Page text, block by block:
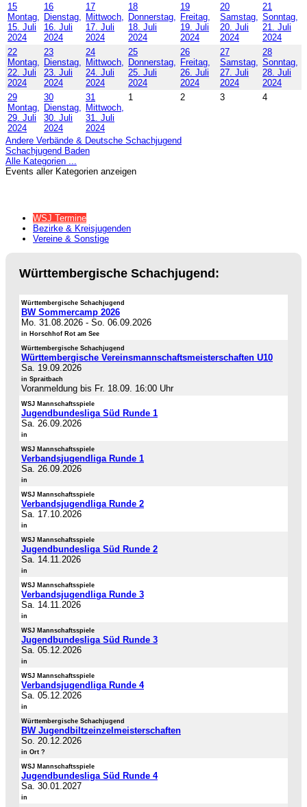
15
Montag,
15. Juli
2024
16
Dienstag,
16. Juli
2024
17
Mittwoch,
17. Juli
2024
18
Donnerstag,
18. Juli
2024
19
Freitag,
19. Juli
2024
20
Samstag,
20. Juli
2024
21
Sonntag,
21. Juli
2024
22
Montag,
22. Juli
2024
23
Dienstag,
23. Juli
2024
24
Mittwoch,
24. Juli
2024
25
Donnerstag,
25. Juli
2024
26
Freitag,
26. Juli
2024
27
Samstag,
27. Juli
2024
28
Sonntag,
28. Juli
2024
29
Montag,
29. Juli
2024
30
Dienstag,
30. Juli
2024
31
Mittwoch,
31. Juli
2024
1 2 3 4
Andere Verbände & Deutsche Schachjugend
Schachjugend Baden
Alle Kategorien ...
Events aller Kategorien anzeigen
WSJ Termine
Bezirke & Kreisjugenden
Vereine & Sonstige
Württembergische Schachjugend:
Württembergische Schachjugend
BW Sommercamp 2026
Mo. 31.08.2026 - So. 06.09.2026
in Horschhof Rot am See
Württembergische Schachjugend
Württembergische Vereinsmannschaftsmeisterschaften U10
Sa. 19.09.2026
in Spraitbach
Voranmeldung bis Fr. 18.09. 16:00 Uhr
WSJ Mannschaftsspiele
Jugendbundesliga Süd Runde 1
Sa. 26.09.2026
in
WSJ Mannschaftsspiele
Verbandsjugendliga Runde 1
Sa. 26.09.2026
in
WSJ Mannschaftsspiele
Verbandsjugendliga Runde 2
Sa. 17.10.2026
in
WSJ Mannschaftsspiele
Jugendbundesliga Süd Runde 2
Sa. 14.11.2026
in
WSJ Mannschaftsspiele
Verbandsjugendliga Runde 3
Sa. 14.11.2026
in
WSJ Mannschaftsspiele
Jugendbundesliga Süd Runde 3
Sa. 05.12.2026
in
WSJ Mannschaftsspiele
Verbandsjugendliga Runde 4
Sa. 05.12.2026
in
Württembergische Schachjugend
BW Jugendbiltzeinzelmeisterschaften
So. 20.12.2026
in Ort ?
WSJ Mannschaftsspiele
Jugendbundesliga Süd Runde 4
Sa. 30.01.2027
in